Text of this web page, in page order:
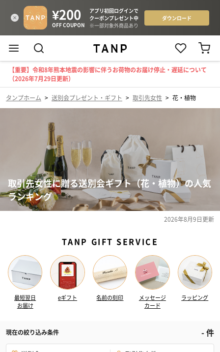
【重要】令和8年熊本地震の影響に伴うお荷物のお届け停止・遅延について
（2026年7月29日更新）
タンプホーム > 送別会プレゼント・ギフト > 取引先女性 > 花・植物
取引先女性に贈る送別会ギフト（花・植物）の人気
ランキング
2026年8月9日更新
TANP GIFT SERVICE
最短翌日
お届け
eギフト 名前の刻印
メッセージ
カード
ラッピング
現在の絞り込み条件 -件